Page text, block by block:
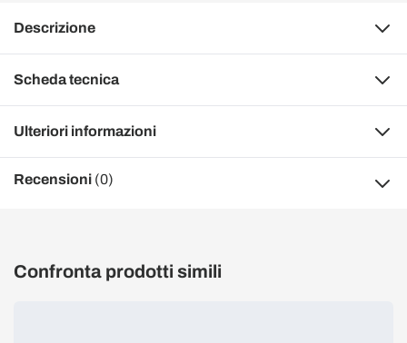
Descrizione
Scheda tecnica
Ulteriori informazioni
Recensioni (0)
Confronta prodotti simili